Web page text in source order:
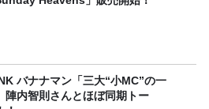
大“小MC”の一
陣内智則さんとほぼ同期トー